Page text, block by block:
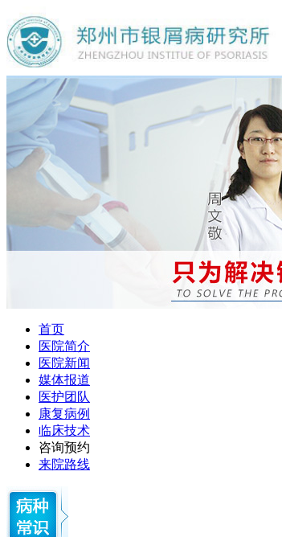
首页
医院简介
医院新闻
媒体报道
医护团队
康复病例
临床技术
咨询预约
来院路线